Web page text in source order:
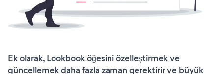
Ek olarak, Lookbook öğesini özelleştirmek ve
güncellemek daha fazla zaman gerektirir ve büyük